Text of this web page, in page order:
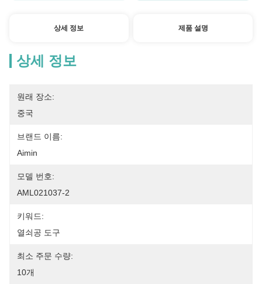
상세 정보 제품 설명
상세 정보
원래 장소:
중국
브랜드 이름:
Aimin
모델 번호:
AML021037-2
키워드:
열쇠공 도구
최소 주문 수량:
10개